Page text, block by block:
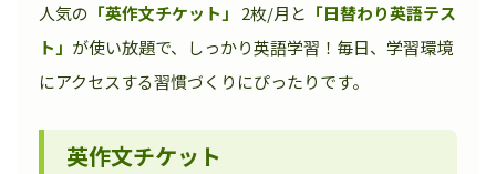
人気の 「英作文チケット」 2枚/月と 「日替わり英語テス
ト」 が使い放題で、しっかり英語学習！毎日、学習環境
にアクセスする習慣づくりにぴったりです。
英作文チケット